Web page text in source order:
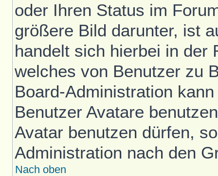
oder Ihren Status im
größere Bild darunter, ist
handelt sich hierbei in der
welches von Benutzer zu
Board-Administration
Benutzer Avatare
Avatar benutzen dürfen,
Administration nach den
Nach oben